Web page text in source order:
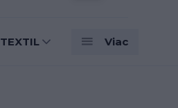
TEXTIL Viac